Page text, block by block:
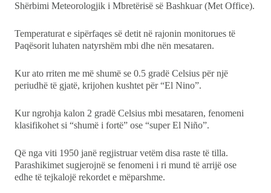
Shërbimi Meteorologjik i Mbretërisë së Bashkuar (Met Office).
Temperaturat e sipërfaqes së detit në rajonin monitorues të
Paqësorit luhaten natyrshëm mbi dhe nën mesataren.
Kur ato rriten me më shumë se 0.5 gradë Celsius për një
periudhë të gjatë, krijohen kushtet për “El Nino”.
Kur ngrohja kalon 2 gradë Celsius mbi mesataren, fenomeni
klasifikohet si “shumë i fortë” ose “super El Niño”.
Që nga viti 1950 janë regjistruar vetëm disa raste të tilla.
Parashikimet sugjerojnë se fenomeni i ri mund të arrijë ose
edhe të tejkalojë rekordet e mëparshme.